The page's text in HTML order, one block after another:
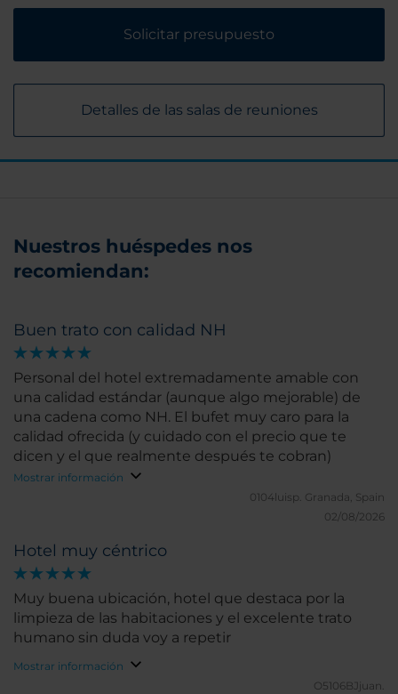
Solicitar presupuesto
Detalles de las salas de reuniones
Nuestros huéspedes nos
recomiendan:
Buen trato con calidad NH
Personal del hotel extremadamente amable con
una calidad estándar (aunque algo mejorable) de
una cadena como NH. El bufet muy caro para la
calidad ofrecida (y cuidado con el precio que te
dicen y el que realmente después te cobran)
Mostrar información
0104luisp. Granada, Spain
02/08/2026
Hotel muy céntrico
Muy buena ubicación, hotel que destaca por la
limpieza de las habitaciones y el excelente trato
humano sin duda voy a repetir
Mostrar información
O5106BJjuan.